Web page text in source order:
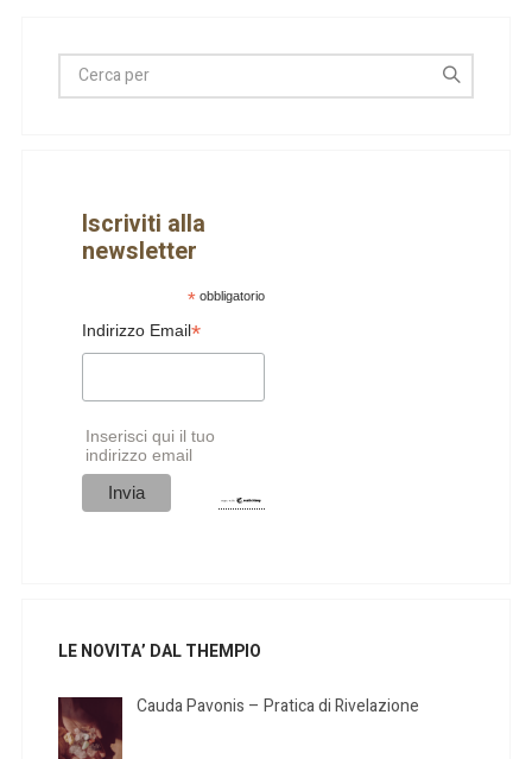
Iscriviti alla
newsletter
*obbligatorio
Indirizzo Email*
Inserisci qui il tuo
indirizzo email
LE NOVITA’ DAL THEMPIO
Cauda Pavonis – Pratica di Rivelazione